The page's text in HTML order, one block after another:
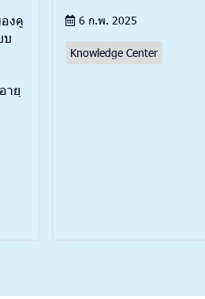
งคู
บ
ายุ
6 ก.พ. 2025
Knowledge Center